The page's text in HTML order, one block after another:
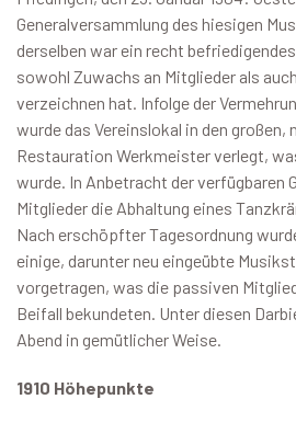
Generalversammlung des hiesigen
derselben war ein recht
sowohl Zuwachs an Mitglieder als
verzeichnen hat. Infolge der
wurde das Vereinslokal in den großen,
Restauration Werkmeister verlegt,
wurde. In Anbetracht der verfügbaren
Mitglieder die Abhaltung eines
Nach erschöpfter Tagesordnung
einige, darunter neu eingeübte
vorgetragen, was die passiven
Beifall bekundeten. Unter diesen
Abend in gemütlicher Weise.
1910 Höhepunkte